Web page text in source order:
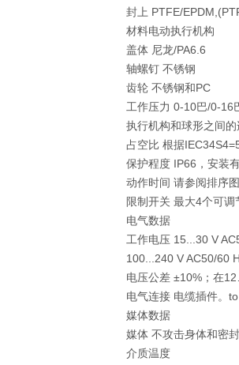
封上 PTFE/
材料电动执行机构
盖体 尼龙/PA6.6
轴螺钉 不锈钢
齿轮 不锈钢和PC
工作压力 0-10巴/0-16
执行机构和球形之间
占空比 根据
保护程度 IP66，安装
动作时间 请参阅排序
限制开关 最大4个可
电气数据
工作电压 15...30 V
100...240 V AC50/60
电压公差 ±10%；在
电气连接 电缆插件。
媒体数据
媒体 不攻击身体和密
介质温度